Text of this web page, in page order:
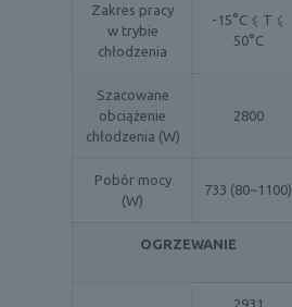
Zakres pracy
w trybie
chłodzenia
-15°C ⩽ T ⩽
50°C
Szacowane
obciążenie
chłodzenia (W)
2800
Pobór mocy
(W)
733 (80~1100)
OGRZEWANIE
2931